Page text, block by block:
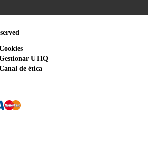
Cookies
Gestionar UTIQ
Canal de ética